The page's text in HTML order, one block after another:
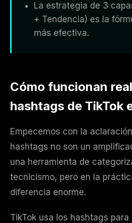
La estrategia de 3
+ Tendencia) es la
más efectiva.
Cómo funcionan
hashtags de TikTok
Empecemos con la
hashtags no son un
una herramienta de
tecnicismo, pero en la
diferencia enorme.
TikTok usa los hashtags